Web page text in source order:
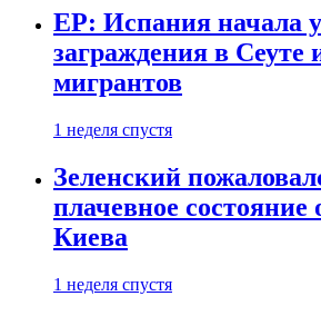
EP: Испания начала
заграждения в Сеуте
мигрантов
1 неделя спустя
Зеленский
плачевное состояние
Киева
1 неделя спустя